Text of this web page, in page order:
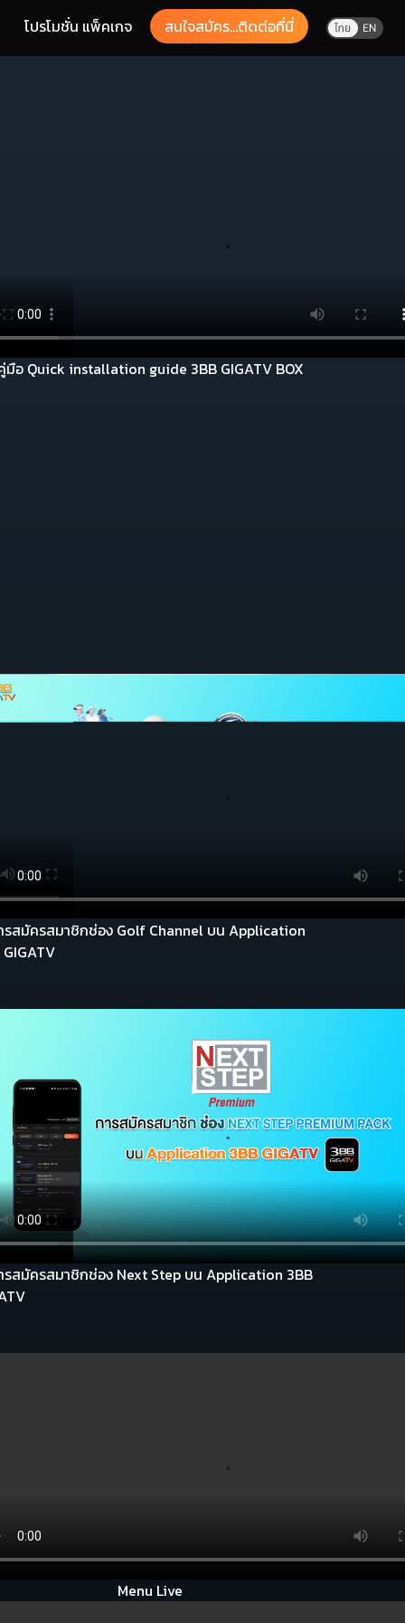
โปรโมชั่น แพ็คเกจ สนใจสมัคร...ติดต่อที่นี่
มือ Quick installation guide 3BB GIGATV BOX
รสมัครสมาชิกช่อง Golf Channel บน Application
รสมัครสมาชิกช่อง Next Step บน Application 3BB
Menu Live